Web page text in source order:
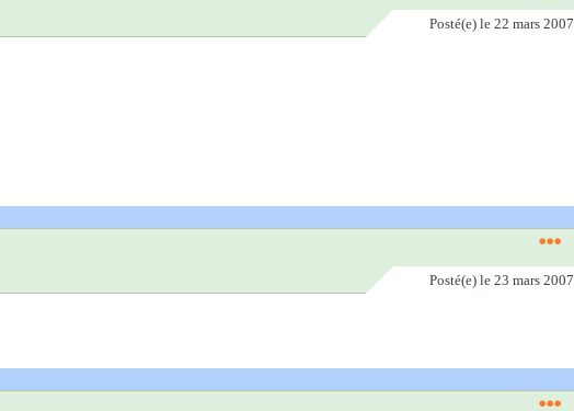
Posté(e) le 22 mars 2007
Posté(e) le 23 mars 2007